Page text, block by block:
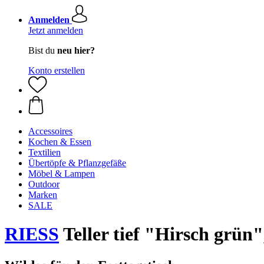
Anmelden
Jetzt anmelden
Bist du neu hier?
Konto erstellen
Accessoires
Kochen & Essen
Textilien
Übertöpfe & Pflanzgefäße
Möbel & Lampen
Outdoor
Marken
SALE
RIESS Teller tief "Hirsch